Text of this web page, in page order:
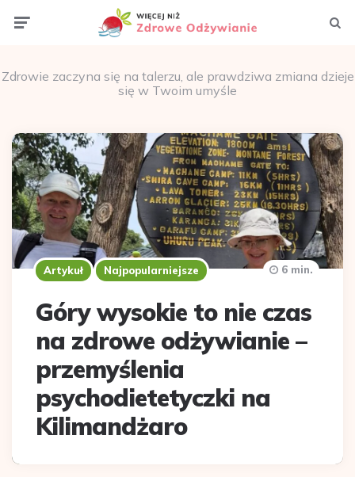
Więcej
Zdrowe
Odżywianie
Zdrowie zaczyna się na talerzu, ale prawdziwa zmiana dzieje
się w Twoim umyśle
Artykuł Najpopularniejsze
Góry wysokie to nie czas
na zdrowe odżywianie –
przemyślenia
psychodietetyczki na
Kilimandżaro
6 min.